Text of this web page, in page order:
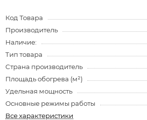
Код Товара
Производитель
Наличие:
Тип товара
Страна производитель
Площадь обогрева (м²)
Удельная мощность
Основные режимы работы
Все характеристики